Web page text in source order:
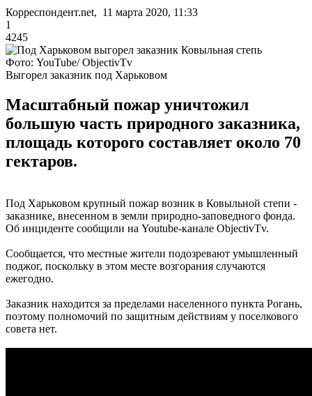
Корреспондент.net, 11 марта 2020, 11:33
1
4245
Фото: YouTube/ ObjectivTv
Выгорел заказник под Харьковом
Масштабный пожар уничтожил
большую часть природного заказника,
площадь которого составляет около 70
гектаров.
Под Харьковом крупный пожар возник в Ковыльной степи -
заказнике, внесенном в земли природно-заповедного фонда.
Об инциденте сообщили на Youtube-канале ObjectivTv.
Сообщается, что местные жители подозревают умышленный
поджог, поскольку в этом месте возгорания случаются
ежегодно.
Заказник находится за пределами населенного пункта Рогань,
поэтому полномочий по защитным действиям у поселкового
совета нет.